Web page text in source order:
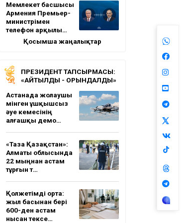
Мемлекет басшысы
Армения Премьер-
министрімен
телефон арқылы…
Қосымша жаңалықтар
ПРЕЗИДЕНТ ТАПСЫРМАСЫ:
«АЙТЫЛДЫ - ОРЫНДАЛДЫ»
Астанада жолаушы
мінген ұшқышсыз
әуе кемесінің
алғашқы демо…
«Таза Қазақстан»:
Алматы облысында
22 мыңнан астам
тұрғын т…
Қолжетімді орта:
жыл басынан бері
600-ден астам
нысан тексе…